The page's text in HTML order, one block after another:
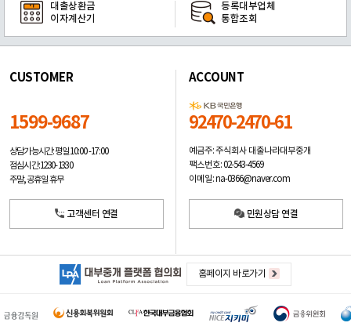
대출상환금
이자계산기
등록대부업체
통합조회
CUSTOMER
1599-9687
상담가능시간: 평일10:00 -17:00
점심시간: 12:30 - 13:30
주말, 공휴일 휴무
고객센터 연결
ACCOUNT
92470-2470-61
예금주: 주식회사 대출나라대부중개
팩스번호: 02-543-4569
이메일: na-0366@naver.com
민원상담 연결
홈페이지 바로가기